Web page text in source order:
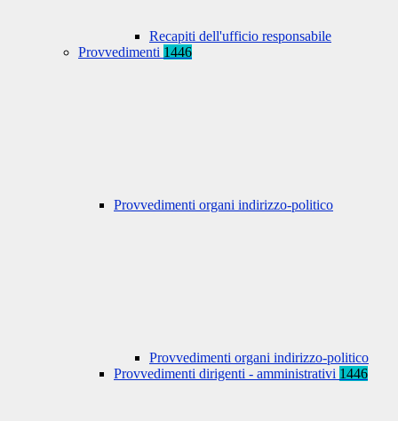
Recapiti dell'ufficio responsabile
Provvedimenti 1446
Provvedimenti organi indirizzo-politico
Provvedimenti organi indirizzo-politico
Provvedimenti dirigenti - amministrativi 1446